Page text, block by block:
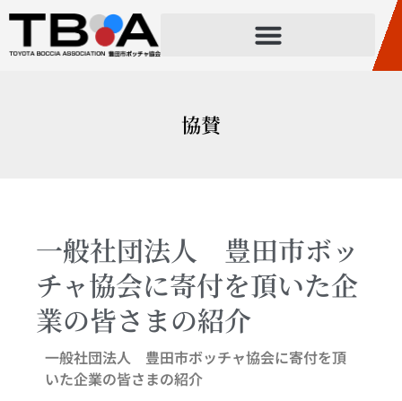
協賛
一般社団法人 豊田市ボッ
チャ協会に寄付を頂いた企
業の皆さまの紹介
一般社団法人 豊田市ボッチャ協会に寄付を頂
いた企業の皆さまの紹介